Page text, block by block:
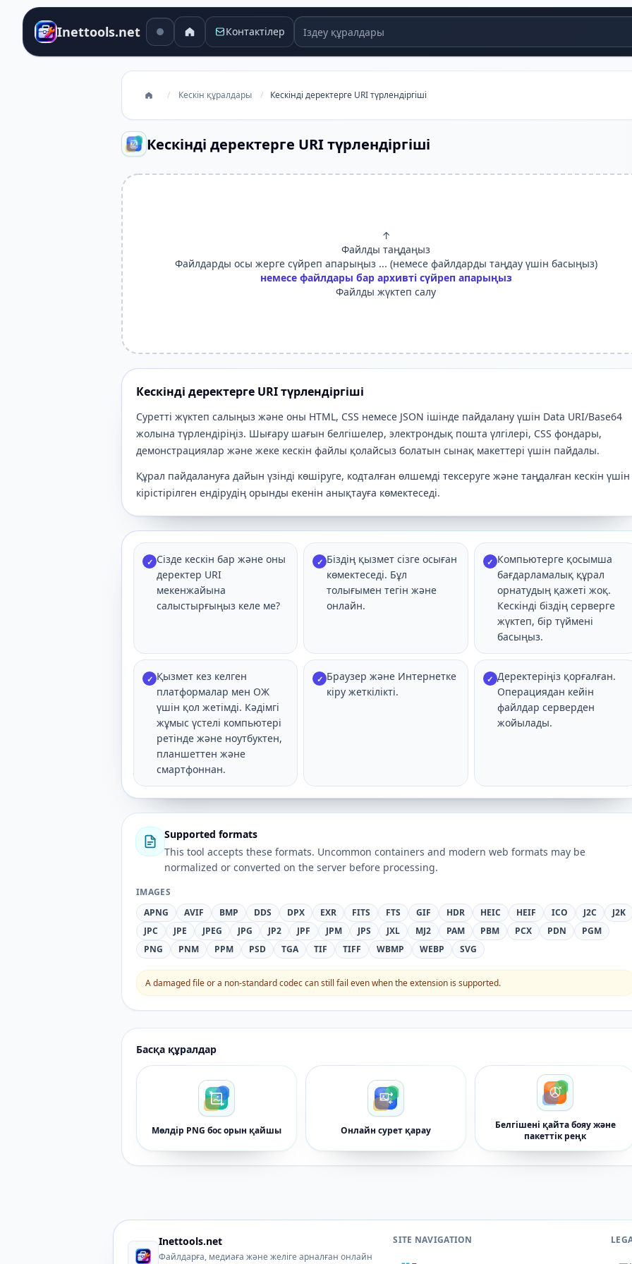
Inettools.net Контактілер Іздеу құралдары
/ Кескін құралдары / Кескінді деректерге URI түрлендіргіші
Кескінді деректерге URI түрлендіргіші
↑
Файлды таңдаңыз
Файлдарды осы жерге сүйреп апарыңыз ... (немесе файлдарды таңдау үшін басыңыз)
немесе файлдары бар архивті сүйреп апарыңыз
Файлды жүктеп салу
Кескінді деректерге URI түрлендіргіші
Суретті жүктеп салыңыз және оны HTML, CSS немесе JSON ішінде пайдалану үшін Data URI/Base64
жолына түрлендіріңіз. Шығару шағын белгішелер, электрондық пошта үлгілері, CSS фондары,
демонстрациялар және жеке кескін файлы қолайсыз болатын сынақ макеттері үшін пайдалы.
Құрал пайдалануға дайын үзінді көшіруге, кодталған өлшемді тексеруге және таңдалған кескін үшін
кірістірілген ендірудің орынды екенін анықтауға көмектеседі.
✓ Сізде кескін бар және оны
деректер URI
мекенжайына
салыстырғыңыз келе ме?
✓ Біздің қызмет сізге осыған
көмектеседі. Бұл
толығымен тегін және
онлайн.
✓ Компьютерге қосымша
бағдарламалық құрал
орнатудың қажеті жоқ.
Кескінді біздің серверге
жүктеп, бір түймені
басыңыз.
✓ Қызмет кез келген
платформалар мен ОЖ
үшін қол жетімді. Кәдімгі
жұмыс үстелі компьютері
ретінде және ноутбуктен,
планшеттен және
смартфоннан.
✓ Браузер және Интернетке
кіру жеткілікті.
✓ Деректеріңіз қорғалған.
Операциядан кейін
файлдар серверден
жойылады.
Supported formats
This tool accepts these formats. Uncommon containers and modern web formats may be
normalized or converted on the server before processing.
IMAGES
APNG
AVIF BMP DDS DPX EXR FITS FTS GIF HDR HEIC HEIF ICO J2C
J2K
JPC
JPE JPEG JPG JP2 JPF JPM JPS JXL MJ2 PAM PBM PCX PDN
PGM
PNG
PNM PPM PSD TGA TIF TIFF WBMP WEBP SVG
A damaged file or a non-standard codec can still fail even when the extension is supported.
Басқа құралдар
Мөлдір PNG бос орын қайшы Онлайн сурет қарау
Белгішені қайта бояу және
пакеттік реңк
Inettools.net
Файлдарға, медиаға және желіге арналған онлайн
SITE NAVIGATION